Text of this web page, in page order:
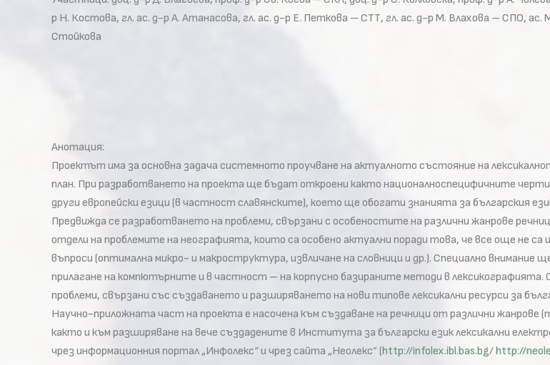
р Н. Костова, гл. ас. д-р А. Атанасова, гл. ас. д-р Е. Петкова – СТТ, гл. ас. д-р М. Влахова – СПО, ас.
Стойкова
Анотация:
Проектът има за основна задача системното проучване на актуалното състояние на
план. При разработването на проекта ще бъдат откроени както националноспецифичните
други европейски езици (в частност славянските), което ще обогати знанията за българския
Предвижда се разработването на проблеми, свързани с особеностите на различни жанрове
отдели на проблемите на неографията, които са особено актуални поради това, че все още не
въпроси (оптимална микро- и макроструктура, извличане на словници и др.). Специално
прилагане на компютърните и в частност – на корпусно базираните методи в
проблеми, свързани със създаването и разширяването на нови типове лексикални ресурси за
Научно-приложната част на проекта е насочена към създаване на речници от различни жанрове
както и към разширяване на вече създадените в Института за български език лексикални
чрез информационния портал „Инфолекс“ и чрез сайта „Неолекс” (http://infolex.ibl.bas.bg/http://